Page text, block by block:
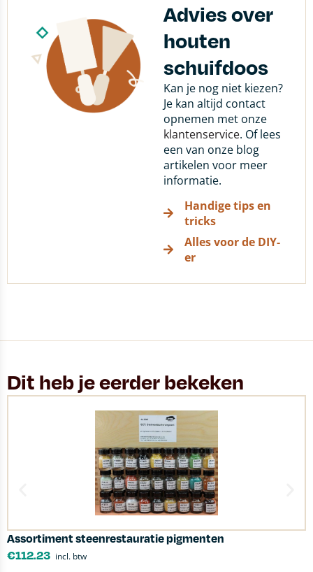
Advies over
houten
schuifdoos
Kan je nog niet kiezen?
Je kan altijd contact
opnemen met onze
klantenservice. Of lees
een van onze blog
artikelen voor meer
informatie.
Handige tips en
tricks
Alles voor de DIY-
er
Dit heb je eerder bekeken
Assortiment steenrestauratie pigmenten
€112.23 incl. btw